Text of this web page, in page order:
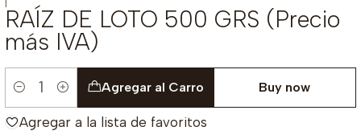
RAÍZ DE LOTO 500 GRS (Precio
más IVA)
Cantidad
Agregar al Carro Buy now
Agregar a la lista de favoritos